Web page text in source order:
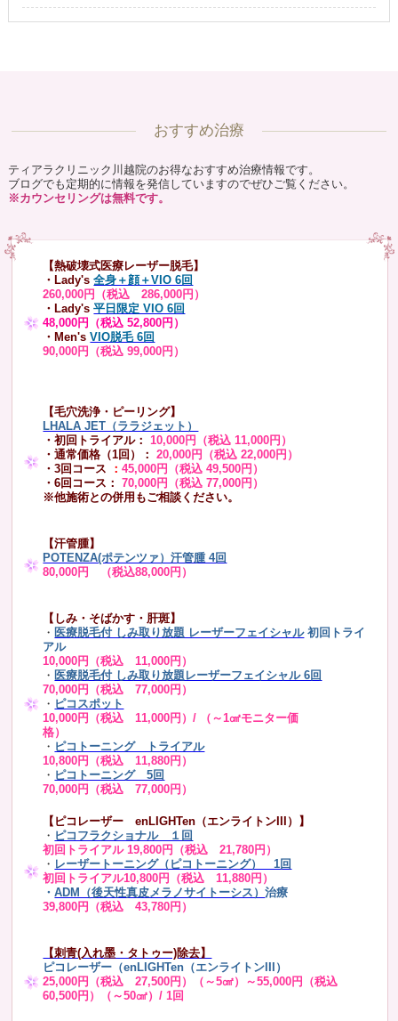
おすすめ治療
ティアラクリニック川越院のお得なおすすめ治療情報です。
ブログでも定期的に情報を発信していますのでぜひご覧ください。
※カウンセリングは無料です。
【熱破壊式医療レーザー脱毛】
・Lady's 全身＋顔＋VIO 6回
260,000円（税込 286,000円）
・Lady's平日限定 VIO 6回
48,000円（税込 52,800円）
・Men's VIO脱毛 6回
90,000円（税込 99,000円）
【毛穴洗浄・ピーリング】
LHALA JET（ララジェット）
・初回トライアル：10,000円（税込 11,000円）
・通常価格（1回）：
20,000円（税込 22,000円）
・3回コース ：45,000円（税込 49,500円）
・6回コース：
70,000円（税込 77,000円）
※他施術との併用もご相談ください。
【汗管腫】
POTENZA(ポテンツァ）汗管腫 4回
80,000円 （税込88,000円）
【しみ・そばかす・肝斑】
・ 医療脱毛付 しみ取り放題 レーザーフェイシャル 初回トライ
アル
10,000円（税込 11,000円）
・ 医療脱毛付 しみ取り放題レーザーフェイシャル 6回
70,000円（税込 77,000円）
・ ピコスポット
10,000円（税込 11,000円）/ （～1㎠モニター価
格）
・ ピコトーニング トライアル
10,800円（税込 11,880円）
・ ピコトーニング 5回
70,000円（税込 77,000円）
【ピコレーザー enLIGHTen（エンライトンIII）】
・ ピコフラクショナル １回
初回トライアル 19,800円（税込 21,780円）
・ レーザートーニング（ピコトーニング） 1回
初回トライアル10,800円（税込 11,880円）
・ADM（後天性真皮メラノサイトーシス）治療
39,800円（税込 43,780円）
【刺青(入れ墨・タトゥー)除去】
ピコレーザー（enLIGHTen（エンライトンIII）
25,000円（税込 27,500円）（～5㎠）～55,000円（税込
60,500円）（～50㎠）/ 1回